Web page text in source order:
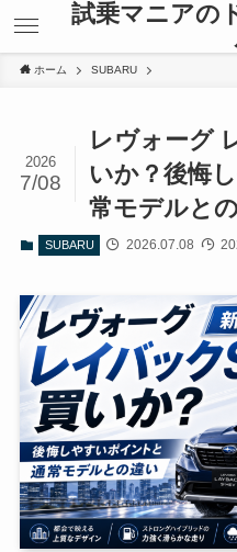
試乗マニアの
ホーム SUBARU
レヴォーグ
いか？後悔
常モデルと
2026
7/08
SUBARU 2026.07.08